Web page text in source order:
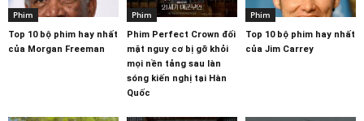
Phim
Top 10 bộ phim hay nhất
của Morgan Freeman
Phim
Phim Perfect Crown đối
mặt nguy cơ bị gỡ khỏi
mọi nền tảng sau làn
sóng kiến nghị tại Hàn
Quốc
Phim
Top 10 bộ phim hay nhất
của Jim Carrey